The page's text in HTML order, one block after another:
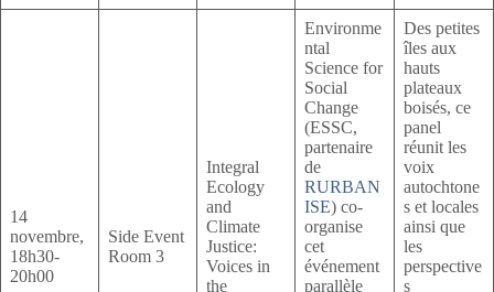
14
novembre,
18h30-
20h00
Side Event
Room 3
Integral
Ecology
and
Climate
Justice:
Voices in
the
Environme
ntal
Science for
Social
Change
(ESSC,
partenaire
de
RURBAN
ISE) co-
organise
cet
événement
parallèle
Des petites
îles aux
hauts
plateaux
boisés, ce
panel
réunit les
voix
autochtone
s et locales
ainsi que
les
perspective
s